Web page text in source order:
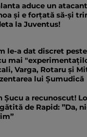
aduce un
și e forțată să-și
la Juventus!
le-a dat discret
mai
Varga, Rotaru și
lui Șumudică
Șucu a recunoscut!
de Rapid: ”Da,